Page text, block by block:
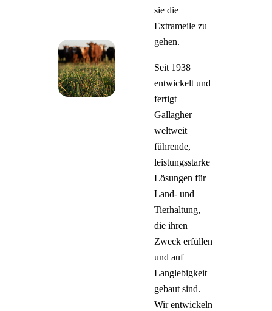
sie die
Extrameile zu
gehen.
Seit 1938
entwickelt und
fertigt
Gallagher
weltweit
führende,
leistungsstarke
Lösungen für
Land- und
Tierhaltung,
die ihren
Zweck erfüllen
und auf
Langlebigkeit
gebaut sind.
Wir entwickeln